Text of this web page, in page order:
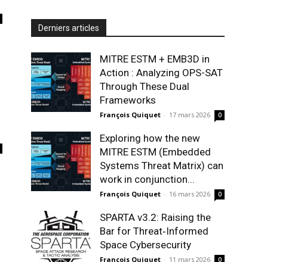
Derniers articles
MITRE ESTM + EMB3D in
Action : Analyzing OPS-SAT
Through These Dual
Frameworks
François Quiquet - 17 mars 2026 0
Exploring how the new
MITRE ESTM (Embedded
Systems Threat Matrix) can
work in conjunction...
François Quiquet - 16 mars 2026 0
SPARTA v3.2: Raising the
Bar for Threat‑Informed
Space Cybersecurity
François Quiquet - 11 mars 2026 0